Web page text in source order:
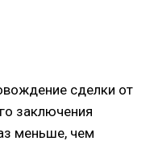
сделки от
заключения
меньше, чем